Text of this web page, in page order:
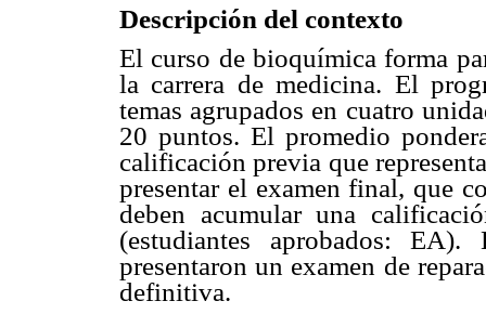
Descripción del contexto
El curso de bioquímica forma
la carrera de medicina. El
temas agrupados en cuatro
20 puntos. El promedio
calificación previa que
presentar el examen final, que
deben acumular una
(estudiantes aprobados:
presentaron un examen de
definitiva.